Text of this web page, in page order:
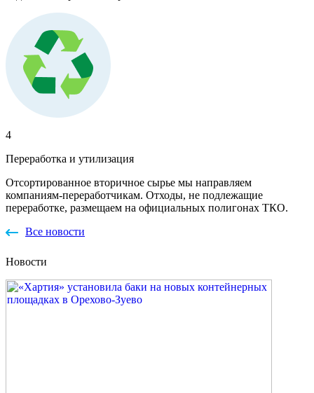
4
Переработка и утилизация
Отсортированное вторичное сырье мы направляем
компаниям-переработчикам. Отходы, не подлежащие
переработке, размещаем на официальных полигонах ТКО.
Все новости
Новости